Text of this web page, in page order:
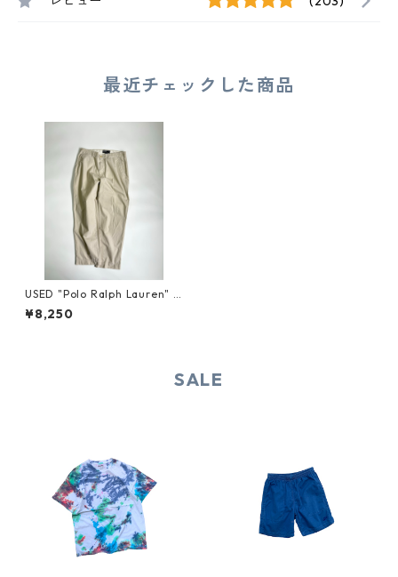
最近チェックした商品
USED "Polo Ralph Lauren" P
ROSPECT PANTS
¥8,250
SALE